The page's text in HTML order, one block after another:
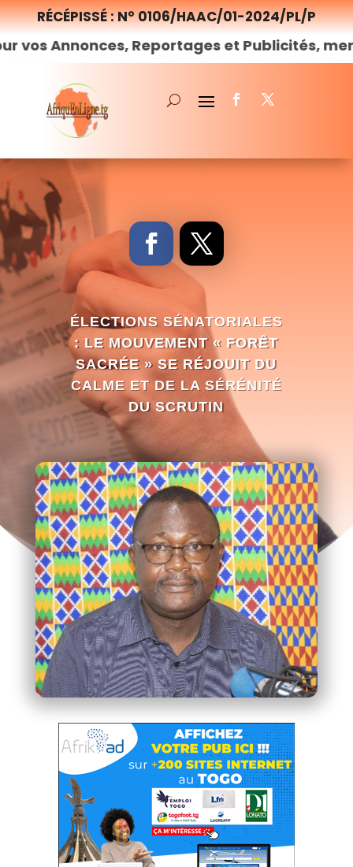
RÉCÉPISSÉ : N° 0106/HAAC/01-2024/PL/P
Reportages et Publicités, merci denous
ÉLECTIONS SÉNATORIALES
: LE MOUVEMENT « FORÊT
SACRÉE » SE RÉJOUIT DU
CALME ET DE LA SÉRÉNITÉ
DU SCRUTIN